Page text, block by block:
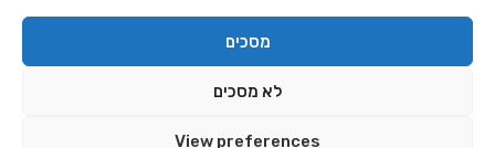
מסכים
לא מסכים
View preferences